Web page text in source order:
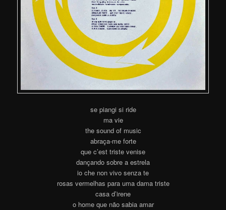
se piangi si ride
ma vie
the sound of music
abraça-me forte
que c’est triste venise
dançando sobre a estrela
io che non vivo senza te
rosas vermelhas para uma dama triste
casa d’irene
o home que não sabia amar